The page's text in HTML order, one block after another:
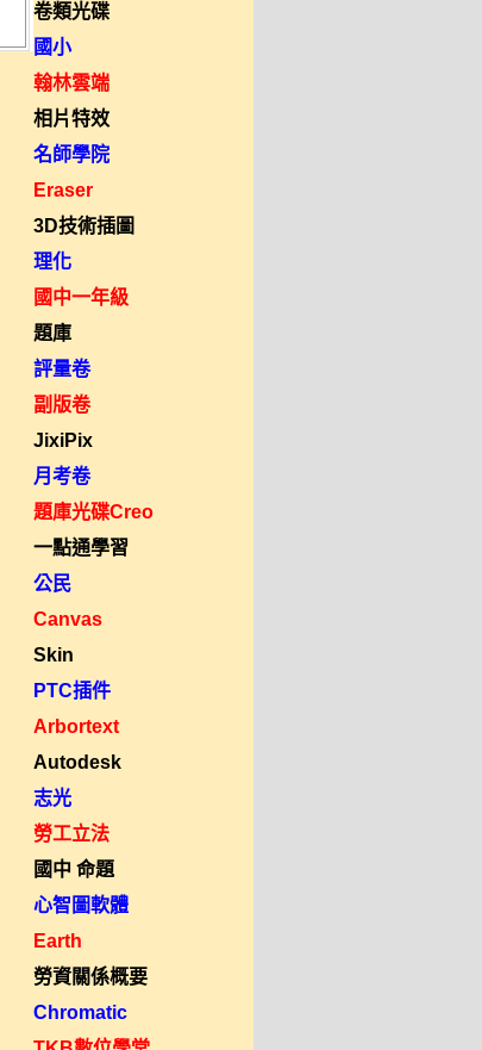
卷類光碟
國小
翰林雲端
相片特效
名師學院
Eraser
3D技術插圖
理化
國中一年級
題庫
評量卷
副版卷
JixiPix
月考卷
題庫光碟Creo
一點通學習
公民
Canvas
Skin
PTC插件
Arbortext
Autodesk
志光
勞工立法
國中 命題
心智圖軟體
Earth
勞資關係概要
Chromatic